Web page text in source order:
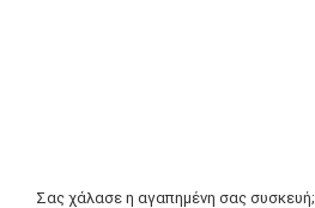
Σας χάλασε η αγαπημένη σας συσκευή;